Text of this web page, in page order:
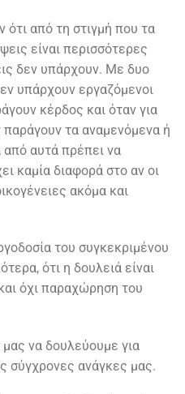
από τη στιγμή που τα
είναι περισσότερες
δεν υπάρχουν. Με δυο
υπάρχουν εργαζόμενοι
κέρδος και όταν για
τα αναμενόμενα ή
αυτά πρέπει να
καμία διαφορά στο αν οι
ακόμα και
του συγκεκριμένου
ότι η δουλειά είναι
όχι παραχώρηση του
μας να δουλεύουμε για
σύγχρονες ανάγκες μας.